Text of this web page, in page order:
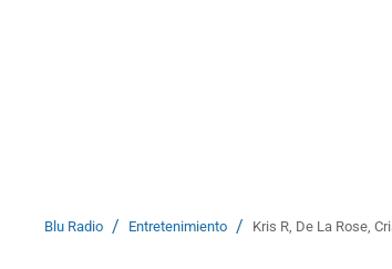
Blu Radio / Entretenimiento / Kris R, De La Rose,